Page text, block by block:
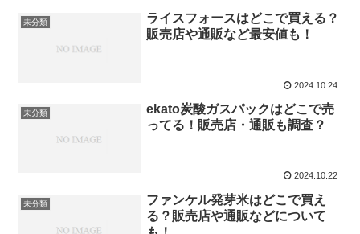
未分類
ライスフォースはどこで買える？
販売店や通販など最安値も！
2024.10.24
未分類
ekato炭酸ガスパックはどこで売
ってる！販売店・通販も調査？
2024.10.22
未分類
ファンケル発芽米はどこで買え
る？販売店や通販などについて